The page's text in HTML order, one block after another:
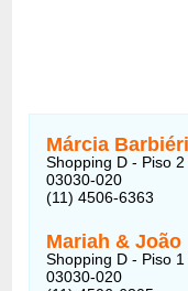
Márcia Barbiéri
Shopping D - Piso
03030-020
(11) 4506-6363
Mariah & João
Shopping D - Piso
03030-020